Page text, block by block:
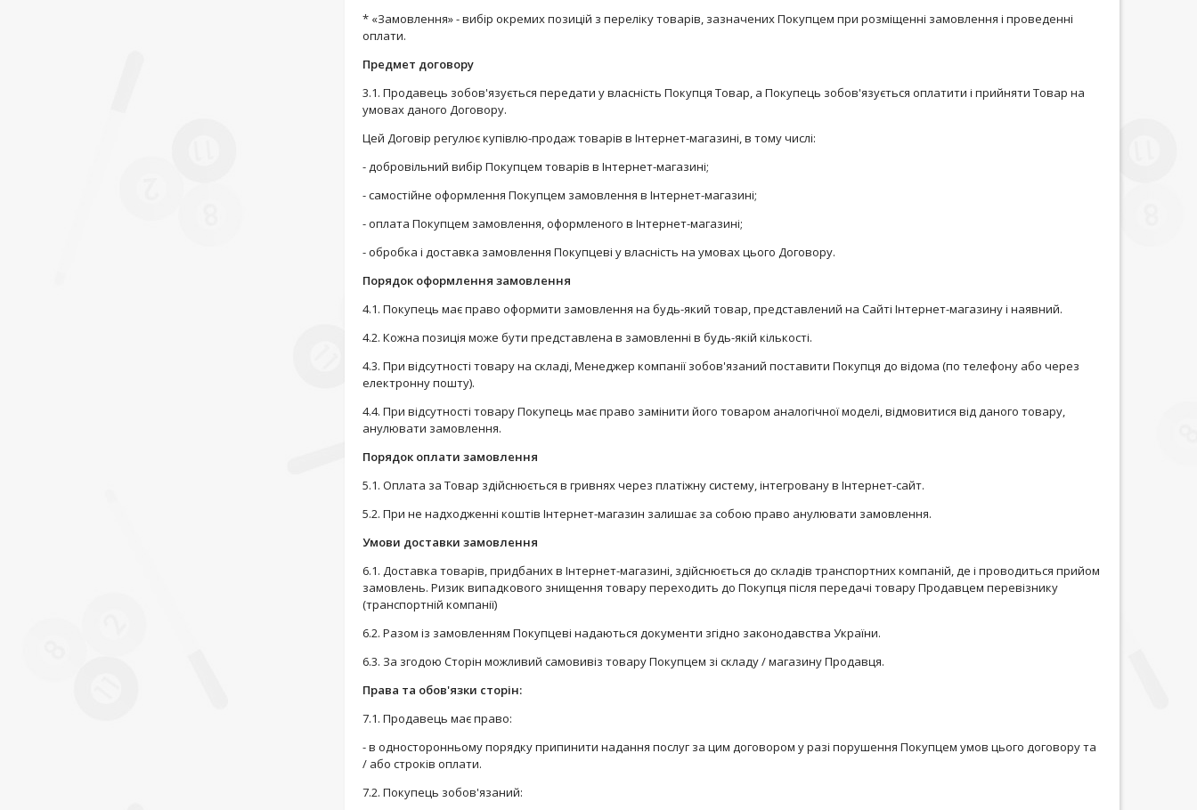
* «Замовлення» - вибір окремих позицій з переліку товарів, зазначених Покупцем при розміщенні замовлення і проведенні
оплати.
Предмет договору
3.1. Продавець зобов'язується передати у власність Покупця Товар, а Покупець зобов'язується оплатити і прийняти Товар на
умовах даного Договору.
Цей Договір регулює купівлю-продаж товарів в Інтернет-магазині, в тому числі:
- добровільний вибір Покупцем товарів в Інтернет-магазині;
- самостійне оформлення Покупцем замовлення в Інтернет-магазині;
- оплата Покупцем замовлення, оформленого в Інтернет-магазині;
- обробка і доставка замовлення Покупцеві у власність на умовах цього Договору.
Порядок оформлення замовлення
4.1. Покупець має право оформити замовлення на будь-який товар, представлений на Сайті Інтернет-магазину і наявний.
4.2. Кожна позиція може бути представлена в замовленні в будь-якій кількості.
4.3. При відсутності товару на складі, Менеджер компанії зобов'язаний поставити Покупця до відома (по телефону або через
електронну пошту).
4.4. При відсутності товару Покупець має право замінити його товаром аналогічної моделі, відмовитися від даного товару,
анулювати замовлення.
Порядок оплати замовлення
5.1. Оплата за Товар здійснюється в гривнях через платіжну систему, інтегровану в Інтернет-сайт.
5.2. При не надходженні коштів Інтернет-магазин залишає за собою право анулювати замовлення.
Умови доставки замовлення
6.1. Доставка товарів, придбаних в Інтернет-магазині, здійснюється до складів транспортних компаній, де і проводиться прийом
замовлень. Ризик випадкового знищення товару переходить до Покупця після передачі товару Продавцем перевізнику
(транспортній компанії)
6.2. Разом із замовленням Покупцеві надаються документи згідно законодавства України.
6.3. За згодою Сторін можливий самовивіз товару Покупцем зі складу / магазину Продавця.
Права та обов'язки сторін:
7.1. Продавець має право:
- в односторонньому порядку припинити надання послуг за цим договором у разі порушення Покупцем умов цього договору та
/ або строків оплати.
7.2. Покупець зобов'язаний: